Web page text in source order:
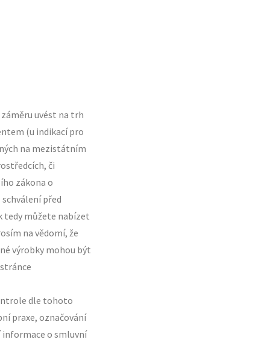
uvést na trh
(u indikací pro
na mezistátním
či
zákona o
před
tedy můžete nabízet
na vědomí, že
výrobky mohou být
dle tohoto
praxe, označování
informace o smluvní